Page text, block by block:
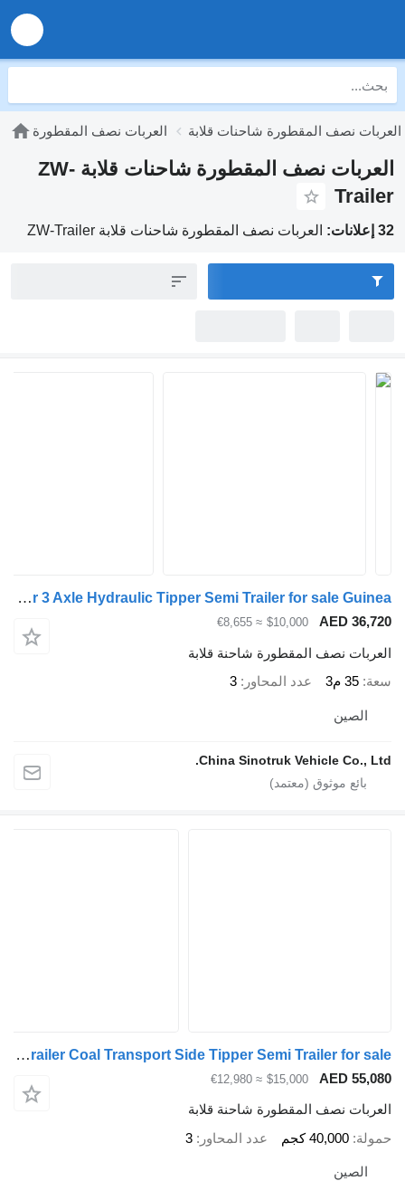
العربات نصف المقطورة نصف المقطورة شاحنات قلابة
العربات نصف المقطورة شاحنات قلابة ZW-
العربات نصف المقطورة شاحنات قلابة ZW-Trailer
ZW-Trailer 3 Axle Hydraulic Tipper Semi Trailer for sale Guinea
AED
$10,000
≈ €8,655
نصف المقطورة شاحنة قلابة
35 م3 عدد المحاور 3
الصين
China Sinotruk Vehicle Co.,
ZW-Trailer Coal Transport Side Tipper Semi Trailer for sale
AED
$15,000
≈ €12,980
نصف المقطورة شاحنة قلابة
40,000 كجم عدد المحاور 3
الصين